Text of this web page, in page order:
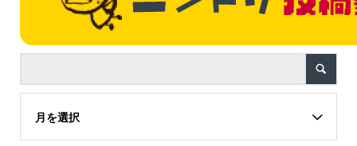
月を選択